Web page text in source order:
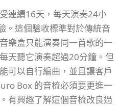
連續16天，每天演奏24小
。這個驗收標準對於傳統音
樂盒只能演奏同一首歌的一
天聽它演奏超過20分鐘。但
可以自行編曲，並且讓客戶
Box 的音梳必須要更進一
有興趣了解這個音梳改良過